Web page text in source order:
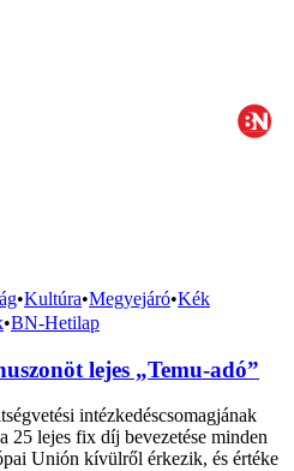
•Kultúra•Megyejáró•Kék
•BN-Hetilap
lejes „Temu-adó”
intézkedéscsomagjának
25 lejes fix díj bevezetése minden
Unión kívülről érkezik, és értéke